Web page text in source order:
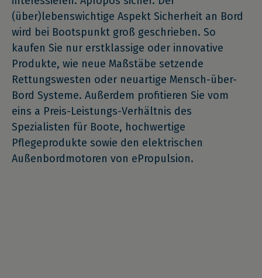
(über)lebenswichtige Aspekt Sicherheit an Bord
wird bei Bootspunkt groß geschrieben. So
kaufen Sie nur erstklassige oder innovative
Produkte, wie neue Maßstäbe setzende
Rettungswesten oder neuartige Mensch-über-
Bord Systeme. Außerdem profitieren Sie vom
eins a Preis-Leistungs-Verhältnis des
Spezialisten für Boote, hochwertige
Pflegeprodukte sowie den elektrischen
Außenbordmotoren von ePropulsion.